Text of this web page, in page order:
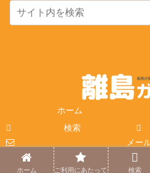
ホーム
検索
メー
© 2014-2026 離
ホーム ご利用にあたって 検索